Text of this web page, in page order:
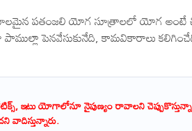
పతంజలి యోగ సూత్రాలలో యోగ అంటే
పెనవేసుకునేది, కామవికారాలు
ఇటు యోగాలోనూ నైపుణ్యం రావాలని
వాదిస్తున్నారు.